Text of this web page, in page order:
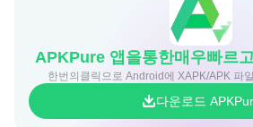
APKPure 앱을통한매우빠르
한번의클릭으로 Android에 XAPK/APK 파
다운로드